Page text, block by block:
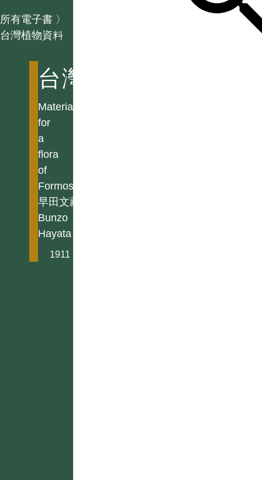
所有電子書 〉
台灣植物資料
台灣植物資料
Materials
for
a
flora
of
Formosa
早田文藏
Bunzo
Hayata
1911